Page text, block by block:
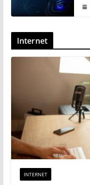
Internet
INTERNET